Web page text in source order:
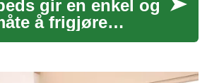
gir en enkel og
å frigjøre
på uten å ofre
du bor i en